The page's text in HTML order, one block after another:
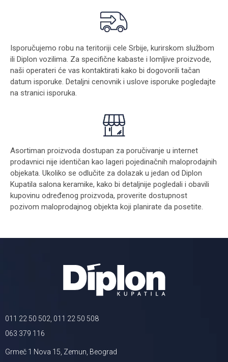
Isporučujemo robu na teritoriji cele Srbije, kurirskom službom
ili Diplon vozilima. Za specifične kabaste i lomljive proizvode,
naši operateri će vas kontaktirati kako bi dogovorili tačan
datum isporuke. Detaljni cenovnik i uslove isporuke pogledajte
na stranici isporuka.
Asortiman proizvoda dostupan za poručivanje u internet
prodavnici nije identičan kao lageri pojedinačnih maloprodajnih
objekata. Ukoliko se odlučite za dolazak u jedan od Diplon
Kupatila salona keramike, kako bi detaljnije pogledali i obavili
kupovinu određenog proizvoda, proverite dostupnost
pozivom maloprodajnog objekta koji planirate da posetite.
011 22 50 502, 011 22 50 508
063 379 116
Grmeč 1 Nova 15, Zemun, Beograd